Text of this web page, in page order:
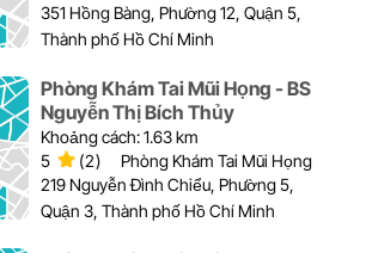
351 Hồng Bàng, Phường 12, Quận 5,
Thành phố Hồ Chí Minh
Phòng Khám Tai Mũi Họng - BS
Nguyễn Thị Bích Thủy
Khoảng cách: 1.63 km
5
(2)
Phòng Khám Tai Mũi Họng
219 Nguyễn Đình Chiểu, Phường 5,
Quận 3, Thành phố Hồ Chí Minh